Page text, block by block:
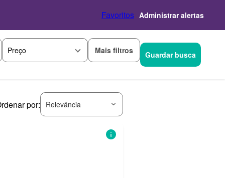
Favoritos Administrar alertas
Preço Mais filtros Guardar busca
por: Relevância